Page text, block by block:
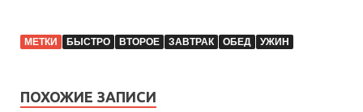
МЕТКИ БЫСТРО ВТОРОЕ ЗАВТРАК ОБЕД УЖИН
ПОХОЖИЕ ЗАПИСИ